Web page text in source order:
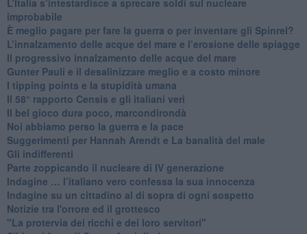
improbabile
È meglio pagare per fare la guerra o per inventare gli Spinrel?
​L’innalzamento delle acque del mare e l’erosione delle spiagge
​Il progressivo innalzamento delle acque del mare
​Gunter Pauli e il desalinizzare meglio e a costo minore
I tipping points e la stupidità umana
​Il 58° rapporto Censis e gli italiani veri
​Il bel gioco dura poco, marcondirondà
Noi abbiamo perso la guerra e la pace
Suggerimenti per Hannah Arendt e La banalità del male
​Gli indifferenti
Parte zoppicando il nucleare di IV generazione
​Indagine … l’italiano vero confessa la sua innocenza
Indagine su un cittadino al di sopra di ogni sospetto
Notizie tra l'orrore ed il grottesco
"La protervia dei ricchi e dei loro servitori"